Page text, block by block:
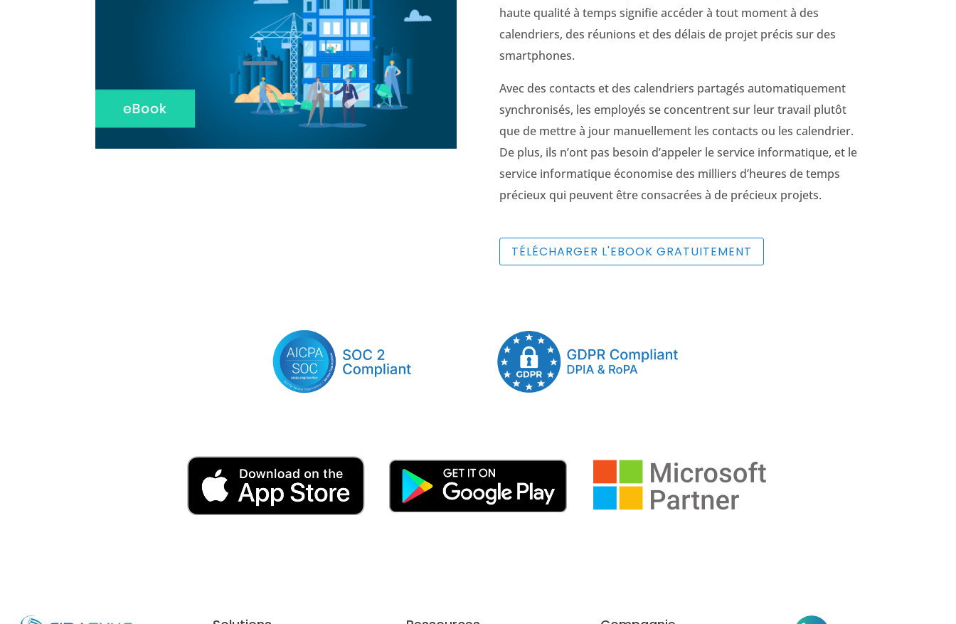
haute qualité à temps signifie accéder à tout moment à des
calendriers, des réunions et des délais de projet précis sur des
smartphones.
Avec des contacts et des calendriers partagés automatiquement
synchronisés, les employés se concentrent sur leur travail plutôt
que de mettre à jour manuellement les contacts ou les calendrier.
De plus, ils n’ont pas besoin d’appeler le service informatique, et le
service informatique économise des milliers d’heures de temps
précieux qui peuvent être consacrées à de précieux projets.
TÉLÉCHARGER L'EBOOK GRATUITEMENT